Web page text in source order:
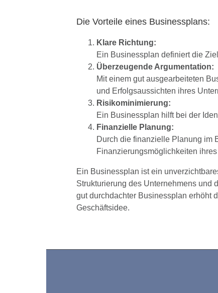
Die Vorteile eines Businessplans:
Klare Richtung:
Ein Businessplan definiert die
Überzeugende Argumentation:
Mit einem gut ausgearbeiteten
und Erfolgsaussichten ihres
Risikominimierung:
Ein Businessplan hilft bei der
Finanzielle Planung:
Durch die finanzielle Planung im
Finanzierungsmöglichkeiten
Ein Businessplan ist ein
Strukturierung des Unternehmens und
gut durchdachter Businessplan erhöht
Geschäftsidee.